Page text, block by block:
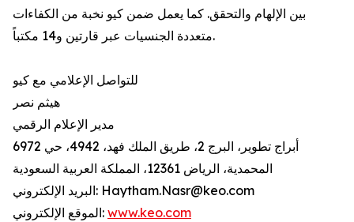
بين الإلهام والتحقق. كما يعمل ضمن كيو نخبة من الكفاءات
متعددة الجنسيات عبر قارتين و14 مكتباً.
للتواصل الإعلامي مع كيو
هيثم نصر
مدير الإعلام الرقمي
6972 أبراج تطوير، البرج 2، طريق الملك فهد، 4942، حي
المحمدية، الرياض 12361، المملكة العربية السعودية
البريد الإلكتروني: Haytham.Nasr@keo.com
الموقع الإلكتروني: www.keo.com